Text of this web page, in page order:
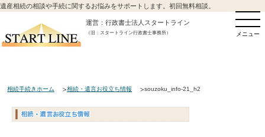
遺産相続の相談や手続に関するお悩みをサポートします。初回無料相談。
運営：行政書士法人スタートライン
（旧：スタートライン行政書士事務所） メニュー
相続手続きホーム 相続・遺言お役立ち情報 souzoku_info-21_h2